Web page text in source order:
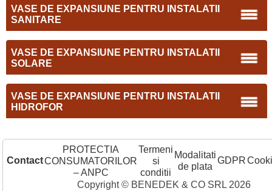
VASE DE EXPANSIUNE PENTRU INSTALATII
SANITARE
VASE DE EXPANSIUNE PENTRU INSTALATII
SOLARE
VASE DE EXPANSIUNE PENTRU INSTALATII
HIDROFOR
Contact
PROTECTIA
CONSUMATORILOR
– ANPC
Termeni
si
conditii
Modalitati
de plata
GDPR
Copyright © BENEDEK & CO SRL 2026